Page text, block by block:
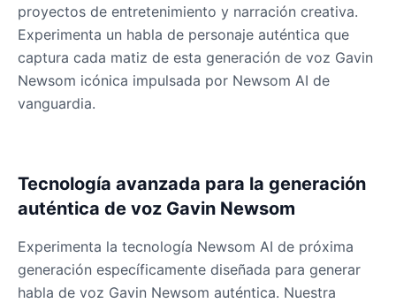
Jack Black
@EchoVector
Jake Paul
James Earl Jones
proyectos de entretenimiento y narración creativa.
Experimenta un habla de personaje auténtica que
captura cada matiz de esta generación de voz Gavin
Newsom icónica impulsada por Newsom AI de
vanguardia.
Tecnología avanzada para la generación
auténtica de voz Gavin Newsom
Experimenta la tecnología Newsom AI de próxima
generación específicamente diseñada para generar
habla de voz Gavin Newsom auténtica. Nuestra